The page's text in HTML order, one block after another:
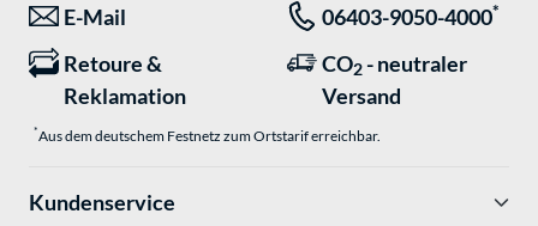
E-Mail 06403-9050-4000*
Retoure &
Reklamation
CO2 - neutraler
Versand
*Aus dem deutschem Festnetz zum Ortstarif erreichbar.
Kundenservice